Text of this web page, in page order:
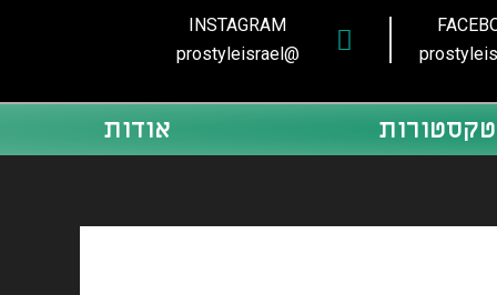
INSTAGRAM
@prostyleisrael
טקסטורות אודות